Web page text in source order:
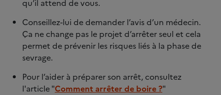
qu’il attend de vous.
Conseillez-lui de demander l’avis d’un médecin.
Ça ne change pas le projet d’arrêter seul et cela
permet de prévenir les risques liés à la phase de
sevrage.
Pour l’aider à préparer son arrêt, consultez
l'article "Comment arrêter de boire ?"